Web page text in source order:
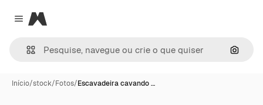
Close menu
Magnific
Início/stock/Fotos/Escavadeira cavando …